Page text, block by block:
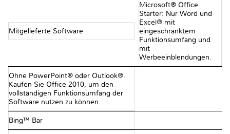
Mitgelieferte Software
Microsoft® Office
Starter: Nur Word und
Excel® mit
eingeschränktem
Funktionsumfang und
mit
Werbeeinblendungen.
Ohne PowerPoint® oder Outlook®.
Kaufen Sie Office 2010, um den
vollständigen Funktionsumfang der
Software nutzen zu können.
Bing™ Bar